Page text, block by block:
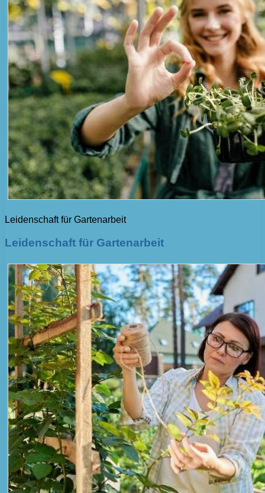
Leidenschaft für Gartenarbeit
Leidenschaft für Gartenarbeit